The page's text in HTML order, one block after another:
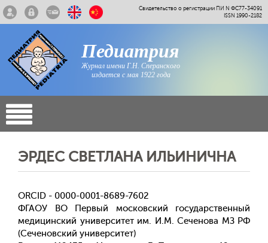
Свидетельство о регистрации ПИ N ФС77-34091
ISSN 1990-2182
Педиатрия
Журнал имени Г.Н. Сперанского
издается с мая 1922 года
ЭРДЕС СВЕТЛАНА ИЛЬИНИЧНА
ORCID - 0000-0001-8689-7602
ФГАОУ ВО Первый московский государственный
медицинский университет им. И.М. Сеченова МЗ РФ
(Сеченовский университет)